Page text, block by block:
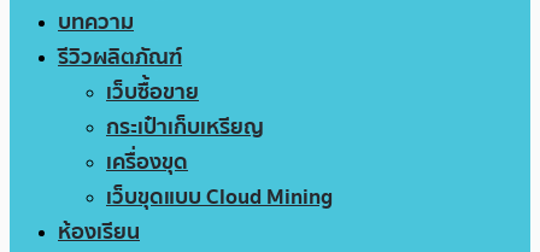
บทความ
รีวิวผลิตภัณฑ์
เว็บซื้อขาย
กระเป๋าเก็บเหรียญ
เครื่องขุด
เว็บขุดแบบ Cloud Mining
ห้องเรียน